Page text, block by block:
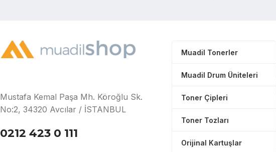
Mustafa Kemal Paşa Mh. Köroğlu Sk.
No:2, 34320 Avcılar / İSTANBUL
0212 423 0 111
Muadil Tonerler
Muadil Drum Üniteleri
Toner Çipleri
Toner Tozları
Orijinal Kartuşlar